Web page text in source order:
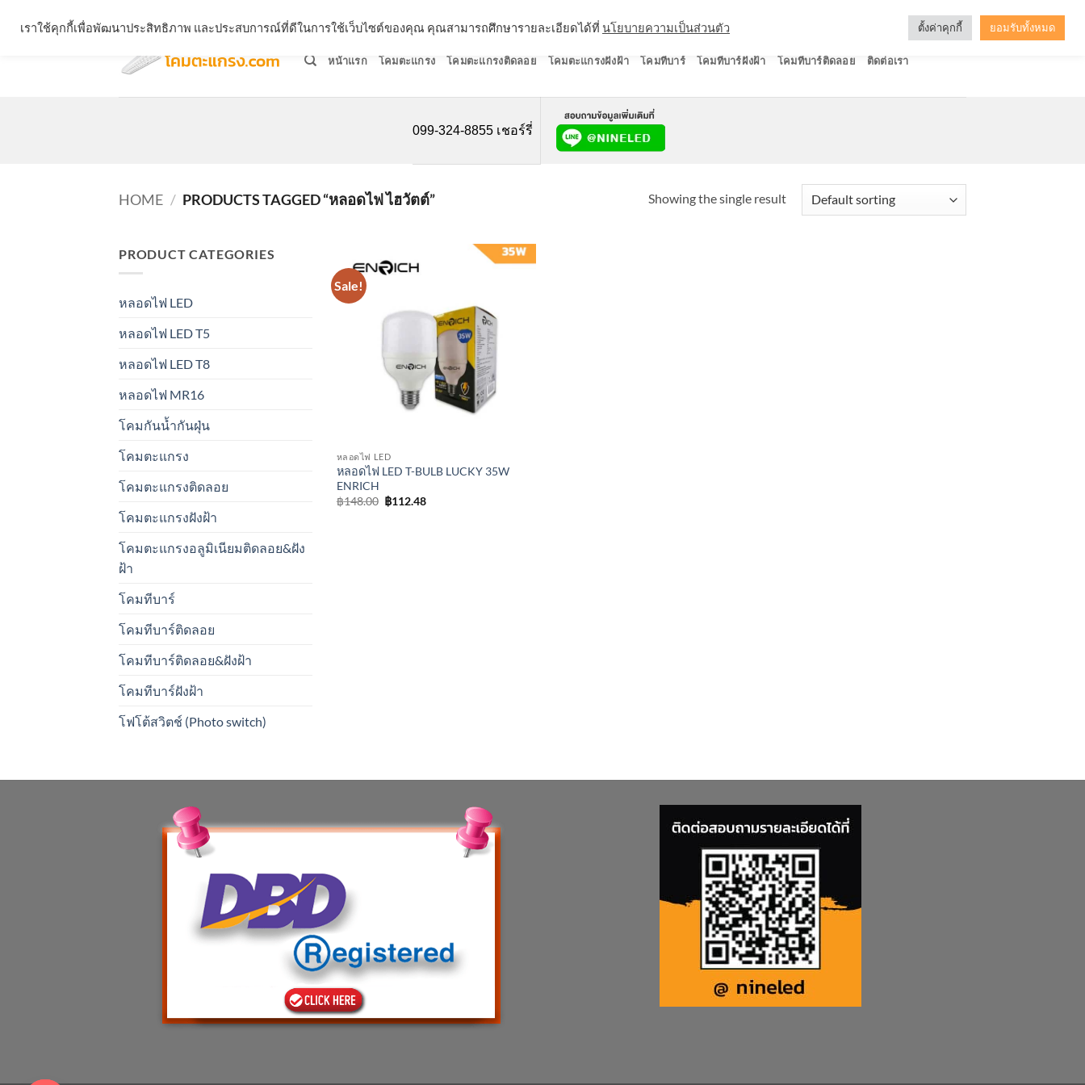
หน้าแรก โคมตะแกรง โคมตะแกรงติดลอย โคมตะแกรงฝังฝ้า โคมทีบาร์ โคมทีบาร์ฝังฝ้า โคมทีบาร์ติดลอย ติดต่อเรา
099-324-8855 เชอร์รี่
HOME / PRODUCTS TAGGED “หลอดไฟ ไฮวัตต์” Showing the single result
PRODUCT CATEGORIES
หลอดไฟ LED
หลอดไฟ LED T5
หลอดไฟ LED T8
หลอดไฟ MR16
โคมกันน้ำกันฝุ่น
โคมตะแกรง
โคมตะแกรงติดลอย
โคมตะแกรงฝังฝ้า
โคมตะแกรงอลูมิเนียมติดลอย&ฝัง
ฝ้า
โคมทีบาร์
โคมทีบาร์ติดลอย
โคมทีบาร์ติดลอย&ฝังฝ้า
โคมทีบาร์ฝังฝ้า
โฟโต้สวิตช์ (Photo switch)
Sale!
หลอดไฟ LED
หลอดไฟ LED T-BULB LUCKY 35W
ENRICH
฿148.00 Original
price
฿112.48Current
เราใช้คุกกี้เพื่อพัฒนาประสิทธิภาพ และประสบการณ์ที่ดีในการใช้เว็บไซต์ของคุณ คุณสามารถศึกษารายละเอียดได้ที่ นโยบายความเป็นส่วนตัว ตั้งค่าคุกกี้ ยอมรับทั้งหมด